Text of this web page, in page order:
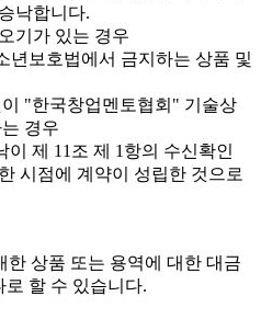
낙합니다.
기가 있는 경우
년보호법에서 금지하는 상품 및
"한국창업멘토협회" 기술상
경우
제 11조 제 1항의 수신확인
시점에 계약이 성립한 것으로
상품 또는 용역에 대한 대금
할 수 있습니다.